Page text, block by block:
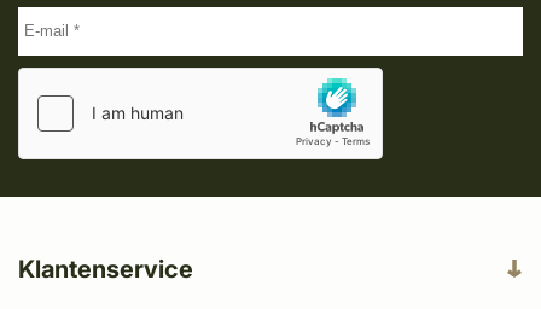
Klantenservice